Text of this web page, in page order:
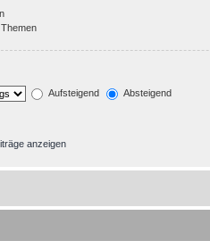
Aufsteigend Absteigend
anzeigen